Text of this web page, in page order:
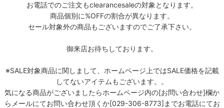
お電話でのご注文もclearancesaleの対象となります。
商品個別に%OFFの割合が異なります。
セール対象外の商品もございますのでご了承下さい。
御来店お待ちしております。
※SALE対象商品に関しまして、ホームページ上ではSALE価格を記載
してないアイテムもございます。。
気になる商品がございましたらホームページ内の[お問い合わせ]欄か
らメールにてお問い合わせ頂くか[029-306-8773]までお電話にてお